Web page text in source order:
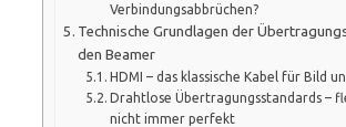
Verbindungsabbrüchen?
Technische Grundlagen der
den Beamer
HDMI – das klassische Kabel für Bild
Drahtlose Übertragungsstandards –
nicht immer perfekt